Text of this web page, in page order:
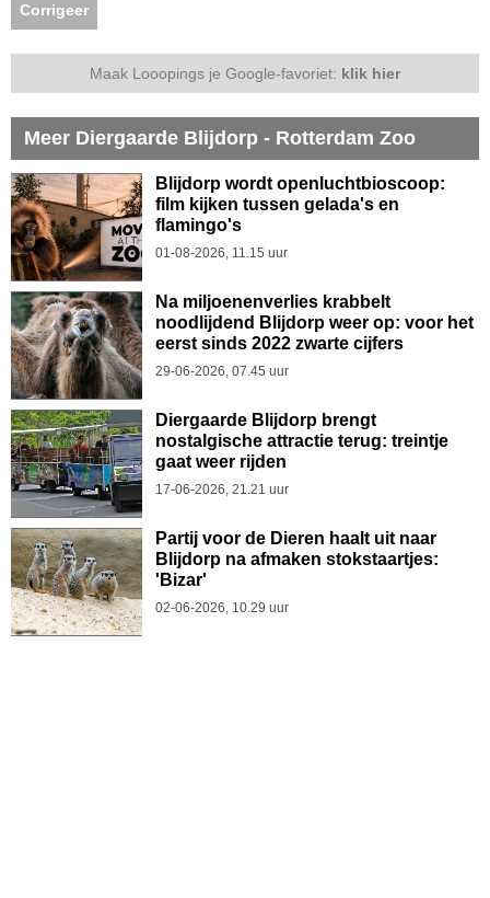
Corrigeer
Maak Looopings je Google-favoriet: klik hier
Meer Diergaarde Blijdorp - Rotterdam Zoo
Blijdorp wordt openluchtbioscoop:
film kijken tussen gelada's en
flamingo's
01-08-2026, 11.15 uur
Na miljoenenverlies krabbelt
noodlijdend Blijdorp weer op: voor het
eerst sinds 2022 zwarte cijfers
29-06-2026, 07.45 uur
Diergaarde Blijdorp brengt
nostalgische attractie terug: treintje
gaat weer rijden
17-06-2026, 21.21 uur
Partij voor de Dieren haalt uit naar
Blijdorp na afmaken stokstaartjes:
'Bizar'
02-06-2026, 10.29 uur